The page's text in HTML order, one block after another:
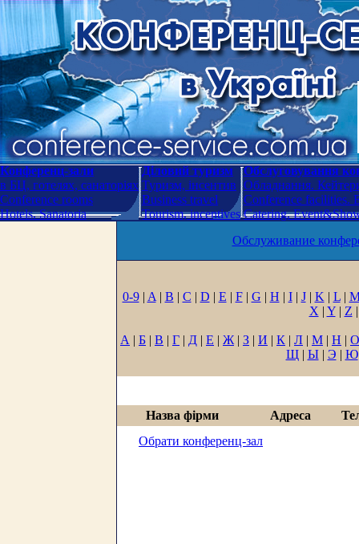
Конференц-зали
в БЦ, готелях, санаторіях
Conference rooms
Hotels. Sanatoria
Діловий туризм
Туризм, інсентив
Business travel
Tourism, incentives
Обслуговування
Обладнання.
Conference facilities.
Catering.
Обслуживание
0-9| A | B | C | D | E | F| G | H | I| J| K | L|
X | Y| Z |
А | Б | В | Г | Д | Е | Ж | З | И | К | Л | М | Н | О
Щ| Ы| Э | Ю
Назва фірми Адреса
Обрати конференц-зал